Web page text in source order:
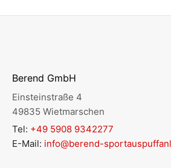
Berend GmbH
Einsteinstraße 4
49835 Wietmarschen
Tel: +49 5908 9342277
E-Mail: info@berend-